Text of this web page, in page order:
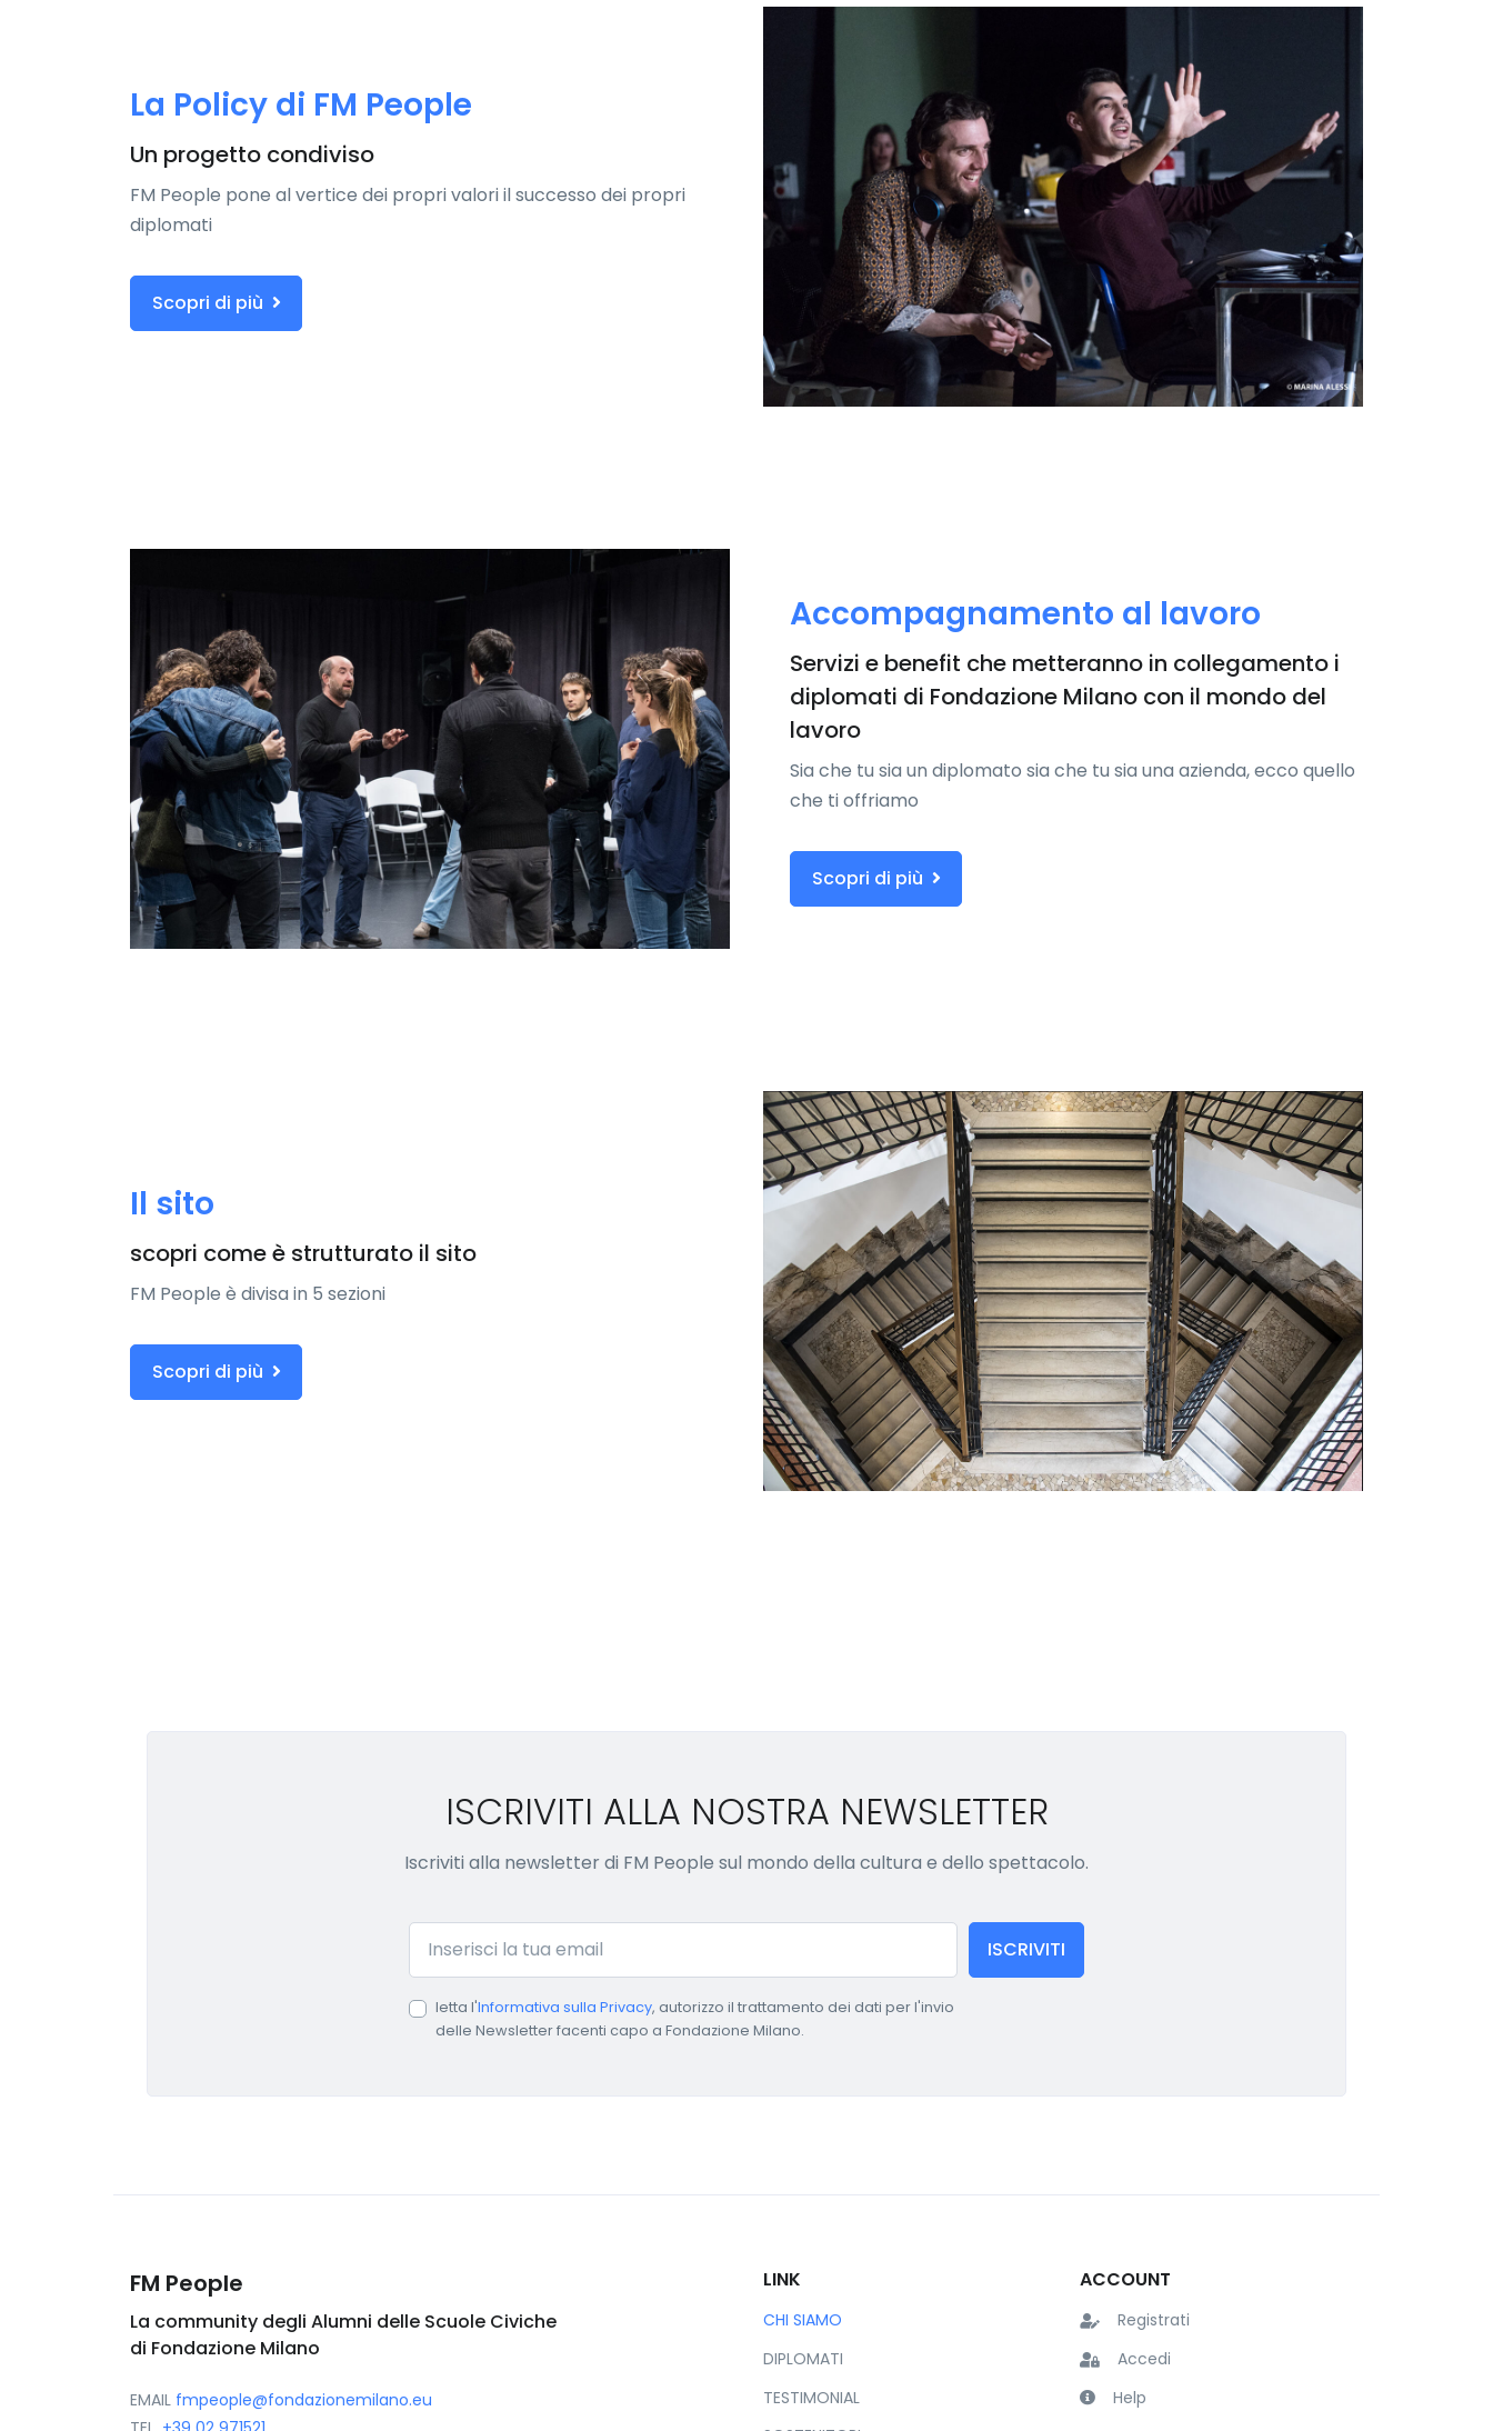
La Policy di FM People
Un progetto condiviso
FM People pone al vertice dei propri valori il successo dei propri
diplomati
Scopri di più
Accompagnamento al lavoro
Servizi e benefit che metteranno in collegamento i
diplomati di Fondazione Milano con il mondo del
lavoro
Sia che tu sia un diplomato sia che tu sia una azienda, ecco quello
che ti offriamo
Scopri di più
Il sito
scopri come è strutturato il sito
FM People è divisa in 5 sezioni
Scopri di più
ISCRIVITI ALLA NOSTRA NEWSLETTER
Iscriviti alla newsletter di FM People sul mondo della cultura e dello spettacolo.
Email
ISCRIVITI
letta l'Informativa sulla Privacy, autorizzo il trattamento dei dati per l'invio
delle Newsletter facenti capo a Fondazione Milano.
LINK
CHI SIAMO
DIPLOMATI
TESTIMONIAL
ACCOUNT
Registrati
Accedi
Help
FM People
La community degli Alumni delle Scuole Civiche
di Fondazione Milano
EMAIL fmpeople@fondazionemilano.eu